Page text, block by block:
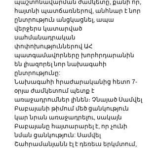
պաշտոնավարման ժամկետը, քանի որ,
հայտնի պատճառներով, անհնար է նոր
ընտրություն անցկացնել, ապա
վերջերս կատարված
սահմանադրական
փոփոխություններով ԱՀ
պատգամավորները խորհրդարանին
են լիազորել նոր նախագահի
ընտրությունը:
Նախագահի հրաժարականից հետո 7-
օրյա ժամկետում պետք է
առաջադրումներ լինեն։ Չնայած Սամվել
Բաբայանի թիմում մեծ ցանկություն
կար նրան առաջադրելու, սակայն
Բաբայանը հայտարարել է, որ չունի
նման ցանկություն: Սամվել
Շահրամանյանն էլ է դեռեւս երկմտում,